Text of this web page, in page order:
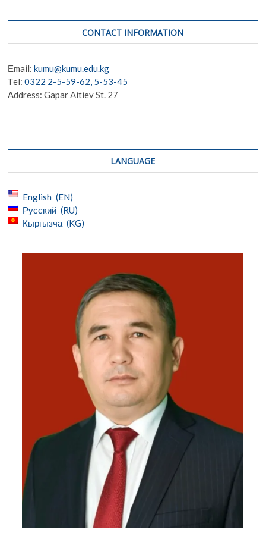
CONTACT INFORMATION
Еmail:kumu@kumu.edu.kg
Тel:0322 2-5-59-62, 5-53-45
Address: Gapar Aitiev St. 27
LANGUAGE
English
EN
Русский
RU
Кыргызча
KG